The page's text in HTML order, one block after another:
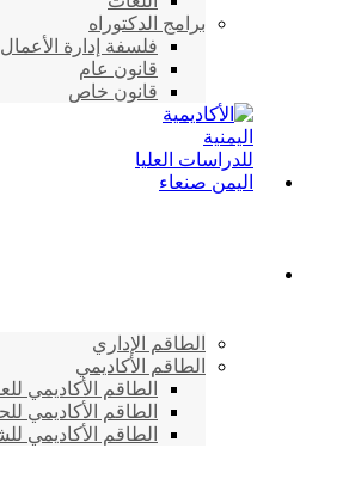
برامج الدكتوراه
فلسفة إدارة الأعمال
قانون عام
قانون خاص
الطاقم الإداري
الطاقم الأكاديمي
الطاقم الأكاديمي
الطاقم الأكاديمي
الطاقم الأكاديمي